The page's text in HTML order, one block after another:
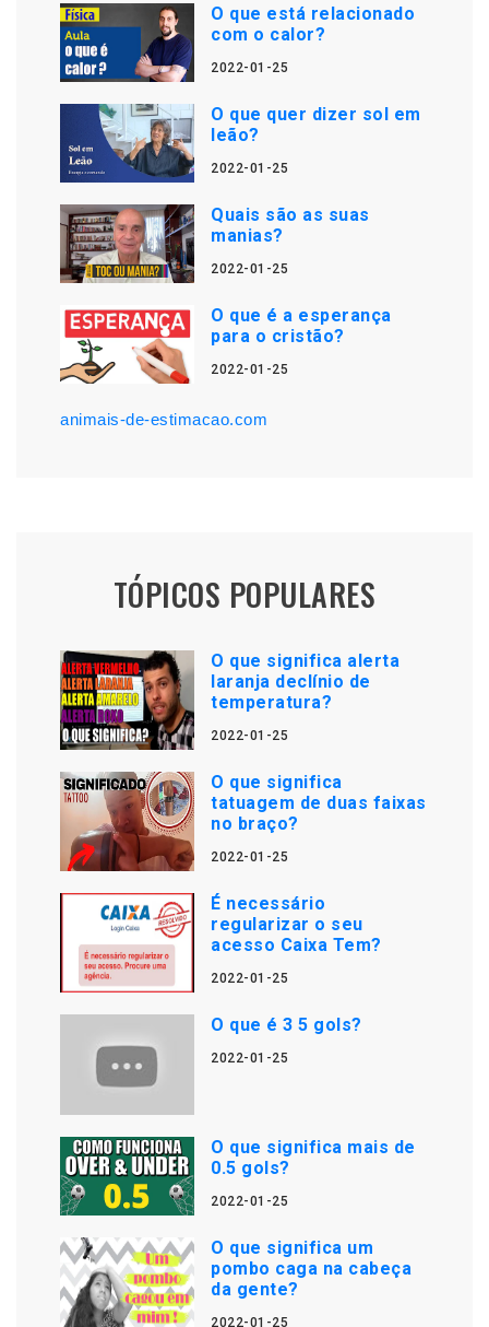
O que está relacionado
com o calor?
2022-01-25
O que quer dizer sol em
leão?
2022-01-25
Quais são as suas
manias?
2022-01-25
O que é a esperança
para o cristão?
2022-01-25
animais-de-estimacao.com
TÓPICOS POPULARES
O que significa alerta
laranja declínio de
temperatura?
2022-01-25
O que significa
tatuagem de duas faixas
no braço?
2022-01-25
É necessário
regularizar o seu
acesso Caixa Tem?
2022-01-25
O que é 3 5 gols?
2022-01-25
O que significa mais de
0.5 gols?
2022-01-25
O que significa um
pombo caga na cabeça
da gente?
2022-01-25